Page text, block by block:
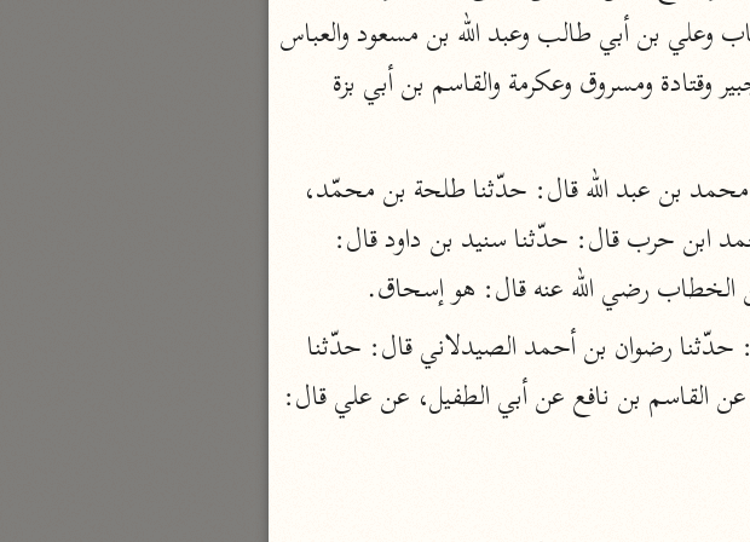
نحو مجلد
تيسير الكريم الرحمن
السعدي (١٣٧٦ هـ)
أيسر التفاسير
أبو بكر الجزائري (١٤٣٩ هـ)
القرآن – تدبّر وعمل
شركة الخبرات الذكية
نحو ٣ مجلدات
فقال قوم: الذبيح إسحاق، وإليه ذهب من الصحابة عمر بن الخطاب وعلي بن أبي طالب وعبد الله بن مسعود والعباس
رضي الله عنه قال: هو إسحاق.
القاسم بن نافع عن أبي الطفيل، عن علي قال: